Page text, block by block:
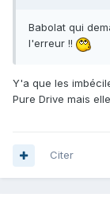
Babolat qui
l'erreur !!
Y'a que les
Pure Drive mais
Citer